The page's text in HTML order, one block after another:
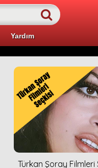
Yardım
Türkan Şoray Filmleri